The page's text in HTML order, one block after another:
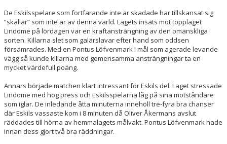
De Eskilsspelare som fortfarande inte är skadade har tillskansat sig
”skallar” som inte är av denna värld. Lagets insats mot topplaget
Lindome på lördagen var en kraftansträngning av den omänskliga
sorten. Killarna slet som galärslavar efter hand som oddsen
försämrades. Med en Pontus Löfvenmark i mål som agerade levande
vägg så kunde killarna med gemensamma ansträngningar ta en
mycket värdefull poäng.
Annars började matchen klart intressant för Eskils del. Laget stressade
Lindome med hög press och Eskilsspelarna låg på sina motståndare
som iglar. De inledande åtta minuterna innehöll tre-fyra bra chanser
där Eskils vassaste kom i 8 minuten då Oliver Åkermans avslut
räddades till hörna av hemmalagets målvakt. Pontus Löfvenmark hade
innan dess gjort två bra räddningar.